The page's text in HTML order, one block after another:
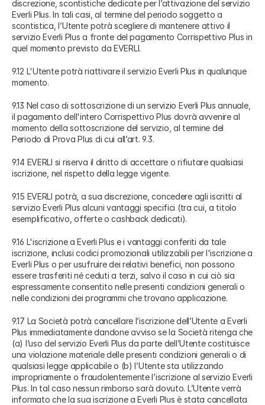
discrezione, scontistiche dedicate per l’attivazione del servizio
Everli Plus. In tali casi, al termine del periodo soggetto a
scontistica, l’Utente potrà scegliere di mantenere attivo il
servizio Everli Plus a fronte del pagamento Corrispettivo Plus in
quel momento previsto da EVERLI.
9.12 L'Utente potrà riattivare il servizio Everli Plus in qualunque
momento.
9.13 Nel caso di sottoscrizione di un servizio Everli Plus annuale,
il pagamento dell'intero Corrispettivo Plus dovrà avvenire al
momento della sottoscrizione del servizio, al termine del
Periodo di Prova Plus di cui all’art. 9.3.
9.14 EVERLI si riserva il diritto di accettare o rifiutare qualsiasi
iscrizione, nel rispetto della legge vigente.
9.15 EVERLI potrà, a sua discrezione, concedere agli iscritti al
servizio Everli Plus alcuni vantaggi specifici (tra cui, a titolo
esemplificativo, offerte o cashback dedicati).
9.16 L'iscrizione a Everli Plus e i vantaggi conferiti da tale
iscrizione, inclusi codici promozionali utilizzabili per l'iscrizione a
Everli Plus o per usufruire dei relativi benefici, non possono
essere trasferiti né ceduti a terzi, salvo il caso in cui ciò sia
espressamente consentito nelle presenti condizioni generali o
nelle condizioni dei programmi che trovano applicazione.
9.17 La Società potrà cancellare l’iscrizione dell’Utente a Everli
Plus immediatamente dandone avviso se la Società ritenga che
(a) l’uso del servizio Everli Plus da parte dell’Utente costituisce
una violazione materiale delle presenti condizioni generali o di
qualsiasi legge applicabile o (b) l’Utente sta utilizzando
impropriamente o fraudolentemente l’iscrizione al servizio Everli
Plus. In tal caso nessun rimborso sarà dovuto. L’Utente verrà
informato che la sua iscrizione a Everli Plus è stata cancellata